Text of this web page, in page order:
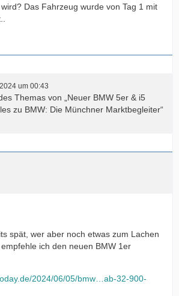
Das Fahrzeug wurde von Tag 1 mit
um 00:43
Themas von „Neuer BMW 5er & i5
zu BMW: Die Münchner Marktbegleiter“
spät, wer aber noch etwas zum Lachen
ich den neuen BMW 1er
2024/06/05/bmw…ab-32-900-